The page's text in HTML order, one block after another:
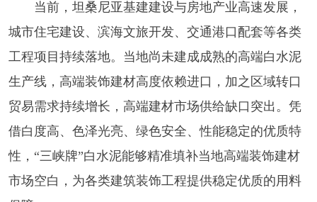
当前，坦桑尼亚基建建设与房地产业高速发展，
城市住宅建设、滨海文旅开发、交通港口配套等各类
工程项目持续落地。当地尚未建成成熟的高端白水泥
生产线，高端装饰建材高度依赖进口，加之区域转口
贸易需求持续增长，高端建材市场供给缺口突出。凭
借白度高、色泽光亮、绿色安全、性能稳定的优质特
性，“三峡牌”白水泥能够精准填补当地高端装饰建材
市场空白，为各类建筑装饰工程提供稳定优质的用料